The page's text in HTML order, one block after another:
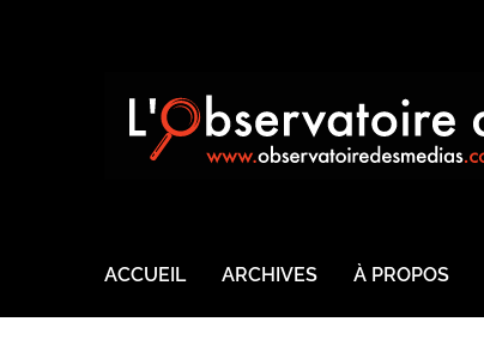
ACCUEIL ARCHIVES À PROPOS